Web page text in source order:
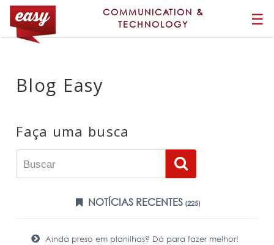
COMMUNICATION &
TECHNOLOGY
☰
Blog Easy
Faça uma busca
NOTÍCIAS RECENTES(225)
Ainda preso em planilhas? Dá para fazer melhor!